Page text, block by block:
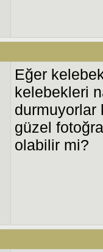
Eğer
kelebekleri
durmuyorlar
güzel
olabilir mi?